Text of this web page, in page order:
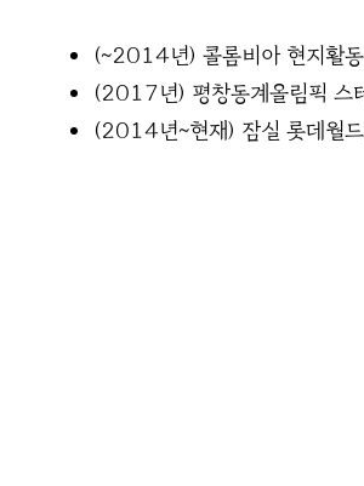
(~2014년) 콜롬비아 현지활동
(2017년) 평창동계올림픽 스
(2014년~현재) 잠실 롯데월